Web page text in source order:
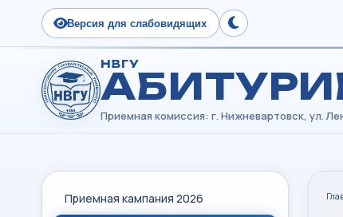
Версия для слабовидящих Сменить тему
НВГУ
Приемная кампания 2026